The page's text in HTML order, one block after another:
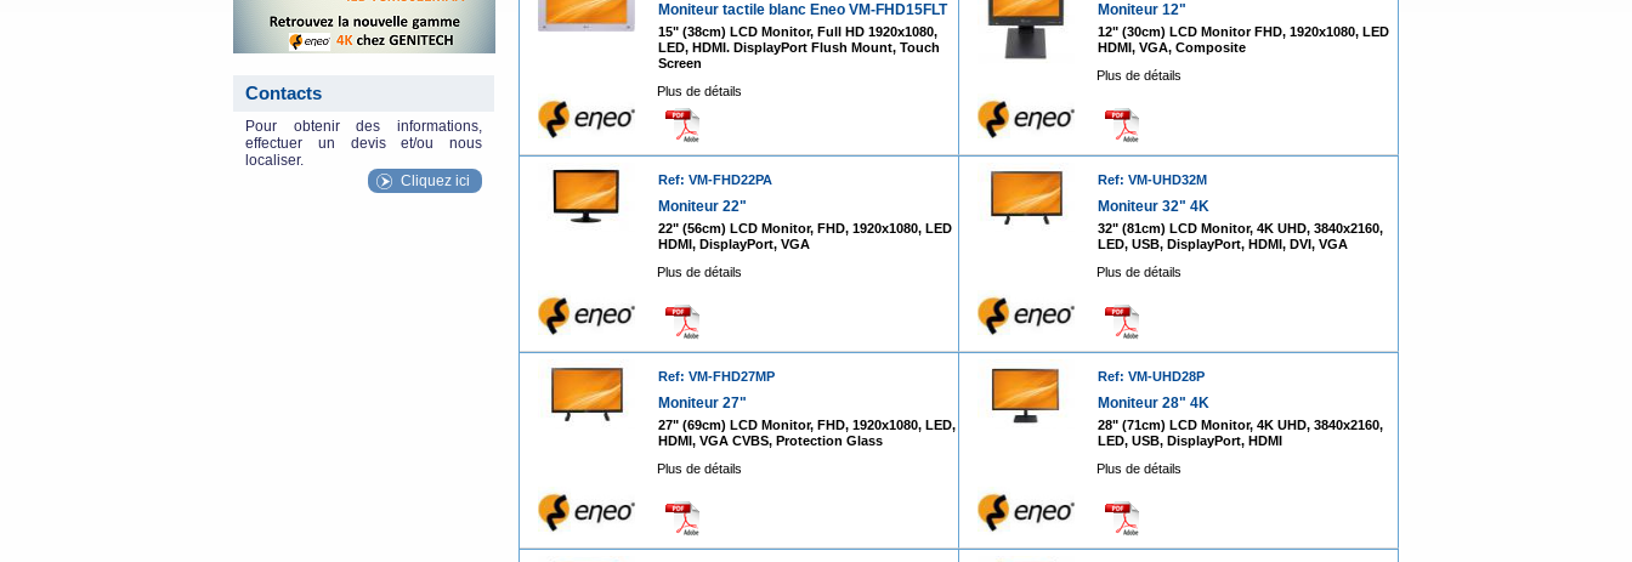
Contacts
Pour obtenir des informations,
effectuer un devis et/ou nous
localiser.
Cliquez ici
Moniteur tactile blanc Eneo VM-FHD15FLT
15" (38cm) LCD Monitor, Full HD 1920x1080,
LED, HDMI. DisplayPort Flush Mount, Touch
Screen
Plus de détails
Moniteur 12"
12" (30cm) LCD Monitor FHD, 1920x1080, LED
HDMI, VGA, Composite
Plus de détails
Ref: VM-FHD22PA
Moniteur 22"
22" (56cm) LCD Monitor, FHD, 1920x1080, LED
HDMI, DisplayPort, VGA
Plus de détails
Ref: VM-UHD32M
Moniteur 32" 4K
32" (81cm) LCD Monitor, 4K UHD, 3840x2160,
LED, USB, DisplayPort, HDMI, DVI, VGA
Plus de détails
Ref: VM-FHD27MP
Moniteur 27"
27" (69cm) LCD Monitor, FHD, 1920x1080, LED,
HDMI, VGA CVBS, Protection Glass
Plus de détails
Ref: VM-UHD28P
Moniteur 28" 4K
28" (71cm) LCD Monitor, 4K UHD, 3840x2160,
LED, USB, DisplayPort, HDMI
Plus de détails